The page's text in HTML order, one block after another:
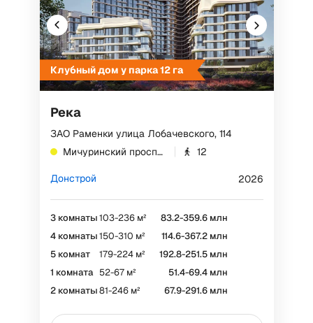
Клубный дом у парка 12 га
Река
ЗАО Раменки улица Лобачевского, 114
Мичуринский проспект
12
Донстрой 2026
3 комнаты103-236 м²
83.2-359.6 млн
4 комнаты150-310 м²
114.6-367.2 млн
5 комнат
179-224 м²
192.8-251.5 млн
1 комната
52-67 м²
51.4-69.4 млн
2 комнаты81-246 м² 67.9-291.6 млн
РЕКЛАМА
ООО "СЗ ТРИУМФ КАПИТАЛ", ИНН